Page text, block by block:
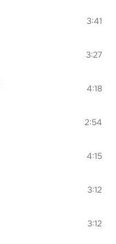
3:41
3:27
4:18
2:54
4:15
3:12
3:12